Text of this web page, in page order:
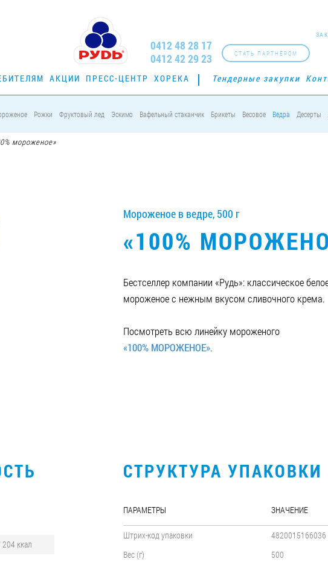
СТАТЬ ПАРТНЕРОМ
0412 48 28 17
0412 42 29 23
АКЦИИ ПРЕСС-ЦЕНТР ХОРЕКА Тендерные закупки
Рожки Фруктовый лед Эскимо Вафельный стаканчик Брикеты Весовое Ведра Десерты
мороженое»
Мороженое в ведре, 500 г
«100%
Бестселлер компании «Рудь»: классическое
мороженое с нежным вкусом сливочного крема.
Посмотреть всю линейку мороженого
«100% МОРОЖЕНОЕ».
ккал
СТРУКТУРА УПАКОВКИ
ПАРАМЕТРЫ ЗНАЧЕНИЕ
Штрих-код упаковки
4820015166036
Вес (г)
500